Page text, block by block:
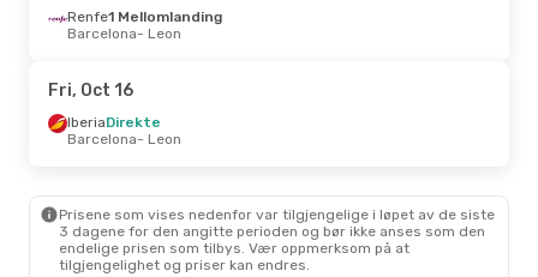
Thu, Oct 15- Sun, Oct 18
Iberia2 Mellomlandinger
Leon- Oslo
Renfe1 Mellomlanding
Barcelona- Leon
Fri, Oct 16
IberiaDirekte
Barcelona- Leon
Prisene som vises nedenfor var tilgjengelige i løpet av de siste
3 dagene for den angitte perioden og bør ikke anses som den
endelige prisen som tilbys. Vær oppmerksom på at
tilgjengelighet og priser kan endres.